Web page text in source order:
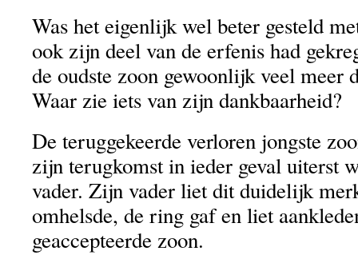
Was het eigenlijk wel beter gesteld
ook zijn deel van de erfenis had
de oudste zoon gewoonlijk veel meer
Waar zie iets van zijn dankbaarheid?
De teruggekeerde verloren jongste
zijn terugkomst in ieder geval uiterst
vader. Zijn vader liet dit duidelijk
omhelsde, de ring gaf en liet
geaccepteerde zoon.